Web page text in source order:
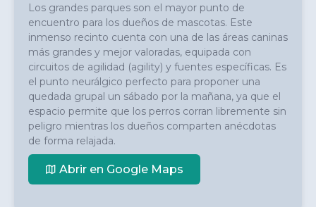
Los grandes parques son el mayor punto de
encuentro para los dueños de mascotas. Este
inmenso recinto cuenta con una de las áreas caninas
más grandes y mejor valoradas, equipada con
circuitos de agilidad (agility) y fuentes específicas. Es
el punto neurálgico perfecto para proponer una
quedada grupal un sábado por la mañana, ya que el
espacio permite que los perros corran libremente sin
peligro mientras los dueños comparten anécdotas
de forma relajada.
Abrir en Google Maps